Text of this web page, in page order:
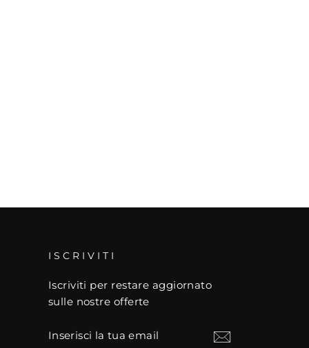
ISCRIVITI
Iscriviti per restare aggiornato
sulle nostre offerte
LA